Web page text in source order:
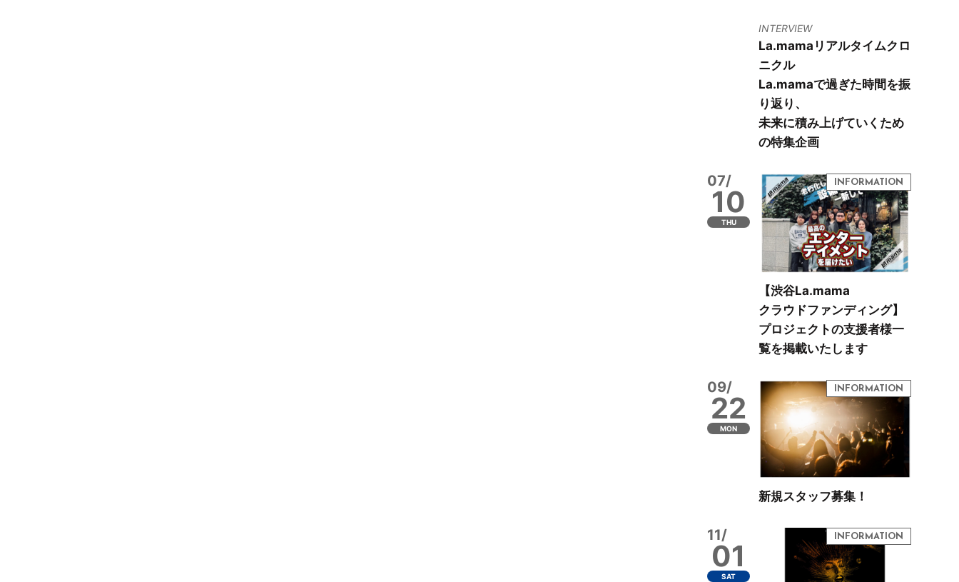
INTERVIEW
La.mamaリアルタイムクロ
ニクル
La.mamaで過ぎた時間を振
り返り、
未来に積み上げていくため
の特集企画
07/
10
THU
【渋谷La.mama
クラウドファンディング】
プロジェクトの支援者様一
覧を掲載いたします
09/
22
MON
新規スタッフ募集！
11/
01
SAT